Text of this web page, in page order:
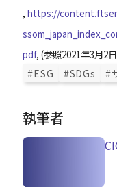
,https://
pdf, (参照2021年3月2
#ESG #SDGs #
執筆者